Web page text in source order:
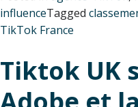
influenceTagged
TikTok France
Tiktok UK